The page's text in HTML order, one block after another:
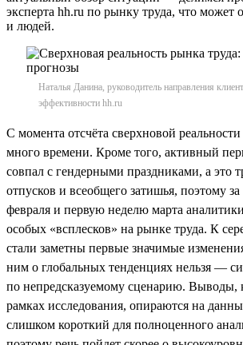
эксперта hh.ru по рынку труда, что может
и людей.
Наталья Данина, руководитель направления
эффективности hh.ru
С момента отсчёта сверхновой
много времени. Кроме того, активный
совпал с гендерными праздниками, а это
отпусков и всеобщего затишья, поэтому
февраля и первую неделю марта
особых «всплесков» на рынке труда. К
стали заметны первые значимые
ним о глобальных тенденциях нельзя —
по непредсказуемому сценарию. Выводы,
рамках исследования, опираются на
слишком короткий для полноценного